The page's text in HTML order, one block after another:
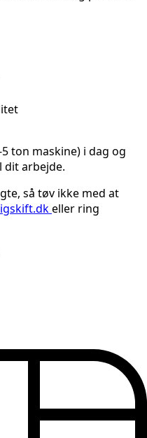
ton maskine) i dag og
dit arbejde.
så tøv ikke med at
eller ring